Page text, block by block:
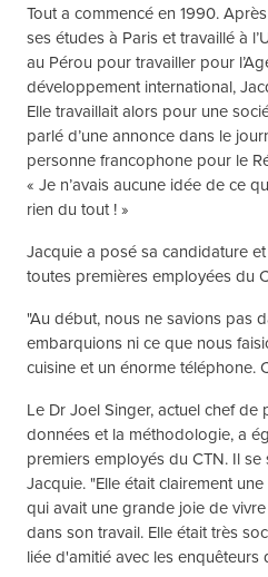
Tout a commencé en 1990.
ses études à Paris et travaillé à
au Pérou pour travailler pour
développement international,
Elle travaillait alors pour une
parlé d’une annonce dans le
personne francophone pour le
« Je n’avais aucune idée de ce
rien du tout ! »
Jacquie a posé sa candidature
toutes premières employées du
"Au début, nous ne savions pas
embarquions ni ce que nous
cuisine et un énorme téléphone.
Le Dr Joel Singer, actuel chef
données et la méthodologie, a
premiers employés du CTN. Il
Jacquie. "Elle était clairement
qui avait une grande joie de
dans son travail. Elle était très
liée d'amitié avec les enquêteurs